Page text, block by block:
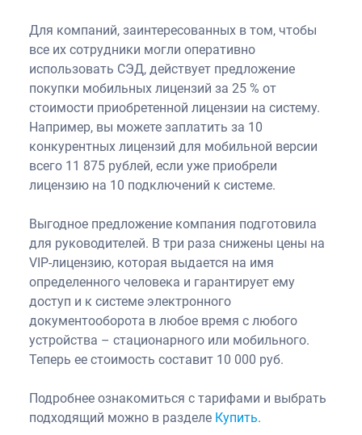
Для компаний, заинтересованных в том, чтобы
все их сотрудники могли оперативно
использовать СЭД, действует предложение
покупки мобильных лицензий за 25 % от
стоимости приобретенной лицензии на систему.
Например, вы можете заплатить за 10
конкурентных лицензий для мобильной версии
всего 11 875 рублей, если уже приобрели
лицензию на 10 подключений к системе.
Выгодное предложение компания подготовила
для руководителей. В три раза снижены цены на
VIP-лицензию, которая выдается на имя
определенного человека и гарантирует ему
доступ и к системе электронного
документооборота в любое время с любого
устройства – стационарного или мобильного.
Теперь ее стоимость составит 10 000 руб.
Подробнее ознакомиться с тарифами и выбрать
подходящий можно в разделе Купить.